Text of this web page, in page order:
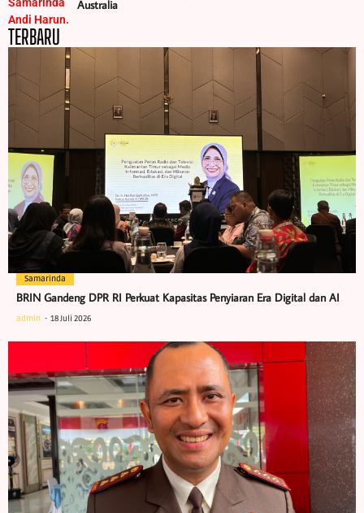
Australia
TERBARU
Samarinda
BRIN Gandeng DPR RI Perkuat Kapasitas Penyiaran Era Digital dan AI
admin 18 Juli 2026